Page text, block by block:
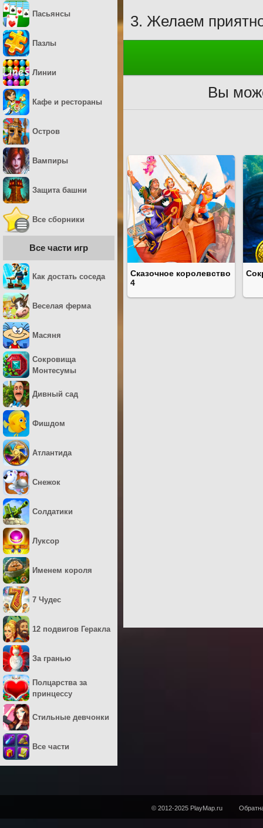
Желаем
Вы
Сказочное королевство
4
Пасьянсы
Пазлы
Линии
Кафе и рестораны
Остров
Вампиры
Защита башни
Все сборники
Все части игр
Как достать соседа
Веселая ферма
Масяня
Сокровища
Монтесумы
Дивный сад
Фишдом
Атлантида
Снежок
Солдатики
Луксор
Именем короля
7 Чудес
12 подвигов Геракла
За гранью
Полцарства за
принцессу
Стильные девчонки
Все части
© 2012-2025 PlayMap.ru